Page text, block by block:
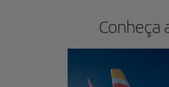
Conheça